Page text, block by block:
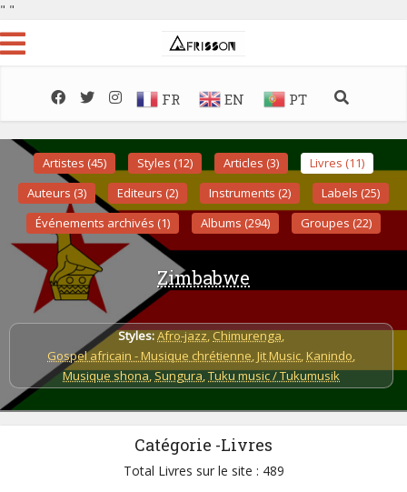
" "
FR EN PT
Artistes (45) Styles (12) Articles (3)
Livres (11)
Auteurs (3)
Editeurs (2) Instruments (2)
Labels (25)
Événements archivés (1)
Albums (294) Groupes (22)
Zimbabwe
Styles:Afro-jazz,Chimurenga,
Gospel africain - Musique chrétienne, Jit Music, Kanindo,
Musique shona,Sungura,Tuku music / Tukumusik
Catégorie -Livres
Total Livres sur le site : 489